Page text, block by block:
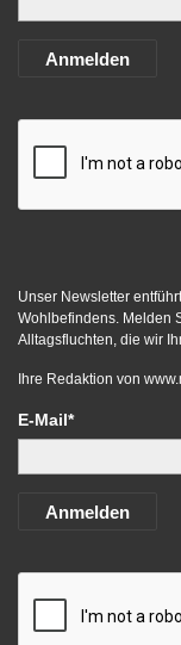
Anmelden
Unser Newsletter
Wohlbefindens. Melden
Alltagsfluchten, die wir
Ihre Redaktion von
E-Mail*
Anmelden